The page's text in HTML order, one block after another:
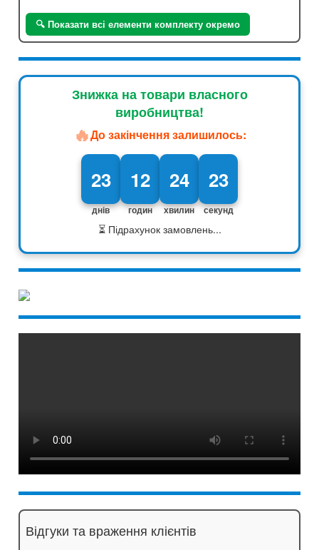
🔍 Показати всі елементи комплекту окремо
Знижка на товари власного
виробництва!
🔥До закінчення залишилось:
23
днів
12
годин
24
хвилин
22
секунд
⏳ Підрахунок замовлень...
Відгуки та враження клієнтів